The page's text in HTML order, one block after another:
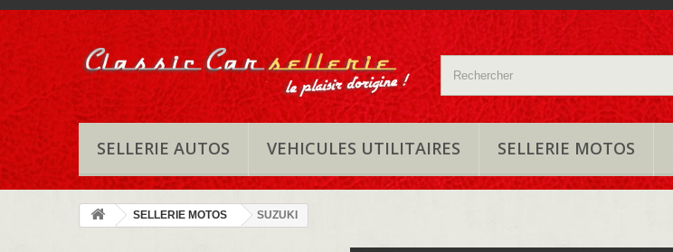
SELLERIE AUTOS VEHICULES UTILITAIRES SELLERIE MOTOS
SELLERIE MOTOS SUZUKI